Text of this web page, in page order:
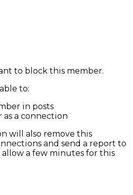
to block this member.
to:
in posts
a connection
will also remove this
and send a report to
allow a few minutes for this